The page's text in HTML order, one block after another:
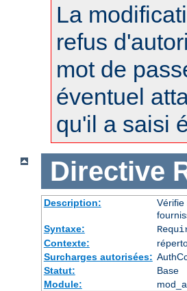
La
refus
mot de
éventuel
qu'il a saisi
Directive
Description:
Vérifie
Syntaxe:
Contexte:
Surcharges autorisées:
Statut:
Base
Module: